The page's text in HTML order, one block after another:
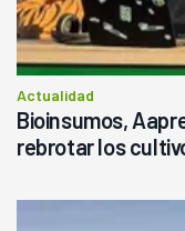
Actualidad
Bioinsumos,
rebrotar los